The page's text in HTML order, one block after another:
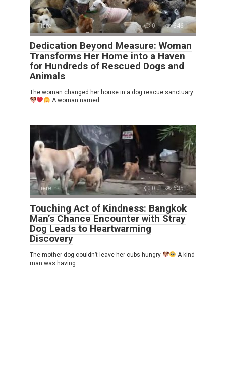
Tiere 0 646
Dedication Beyond Measure: Woman
Transforms Her Home into a Haven
for Hundreds of Rescued Dogs and
Animals
The woman changed her house in a dog rescue sanctuary
A woman named
Tiere 0 635
Touching Act of Kindness: Bangkok
Man’s Chance Encounter with Stray
Dog Leads to Heartwarming
Discovery
The mother dog couldn’t leave her cubs hungry
A kind
man was having